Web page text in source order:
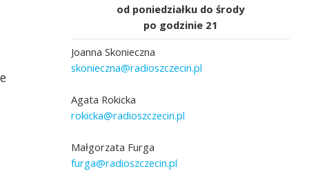
od poniedziałku do środy
po godzinie 21
Joanna Skonieczna
skonieczna@radioszczecin.pl
Agata Rokicka
rokicka@radioszczecin.pl
Małgorzata Furga
furga@radioszczecin.pl